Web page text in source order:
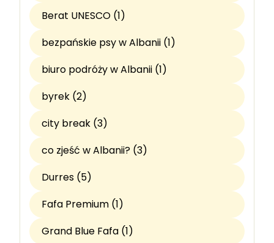
Berat UNESCO (1)
bezpańskie psy w Albanii (1)
biuro podróży w Albanii (1)
byrek (2)
city break (3)
co zjeść w Albanii? (3)
Durres (5)
Fafa Premium (1)
Grand Blue Fafa (1)